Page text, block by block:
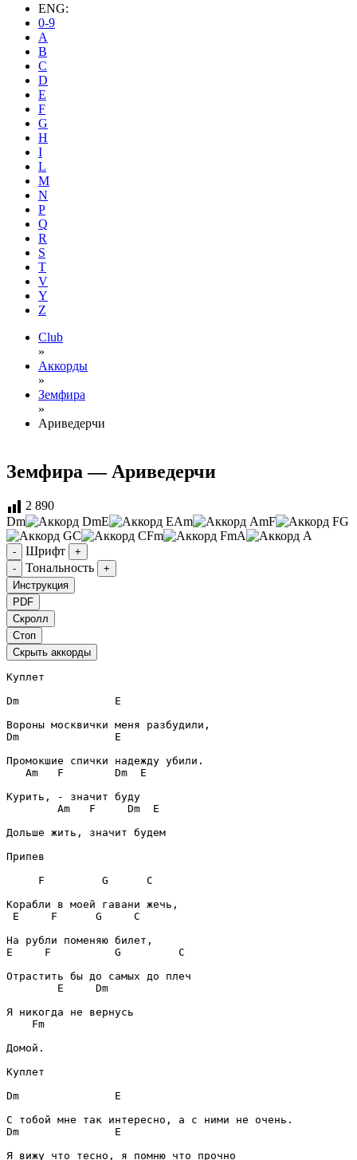
ENG:
0-9
A
B
C
D
E
F
G
H
I
L
M
N
P
Q
R
S
T
V
Y
Z
Club
»
Аккорды
»
Земфира
»
Ариведерчи
Земфира — Ариведерчи
2 890
Dm
E Am F
G
C
Fm A
- Шрифт
+
-
Тональность
+
Инструкция
PDF
Скролл
Стоп
Скрыть аккорды
Куплет
Dm
E
Dm
E
Am
F Dm
E
Am
F Dm
E
Дольше жить, значит будем
Припев
F
G
C
E
F G
C
E
F G
C
E
Dm
Fm
Домой.
Куплет
Dm
E
Dm
E